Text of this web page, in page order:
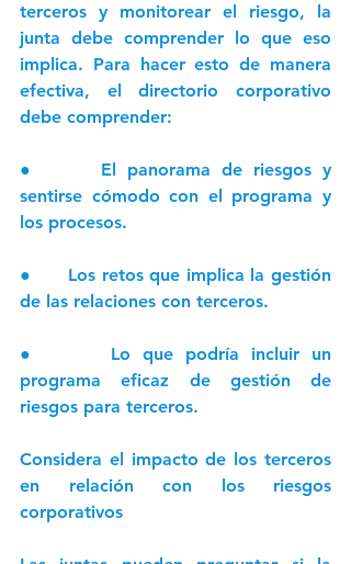
terceros y monitorear el riesgo, la
junta debe comprender lo que eso
implica. Para hacer esto de manera
efectiva, el directorio corporativo
debe comprender:
●      El panorama de riesgos y
sentirse cómodo con el programa y
los procesos.
●      Los retos que implica la gestión
de las relaciones con terceros.
●      Lo que podría incluir un
programa eficaz de gestión de
riesgos para terceros.
Considera el impacto de los terceros
en relación con los riesgos
corporativos